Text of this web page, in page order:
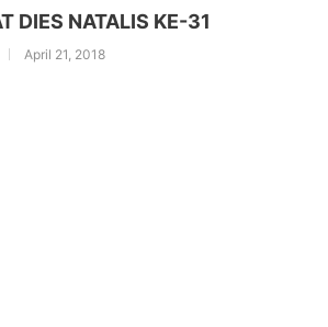
DIES NATALIS KE-31
April 21, 2018